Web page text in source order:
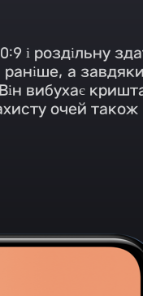
і роздільну
а завдяки
вибухає
очей також